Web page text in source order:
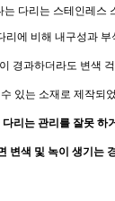
는 다리는 스테인레스
리에 비해 내구성과 부
경과하더라도 변색
있는 소재로 제작되
다리는 관리를 잘못 하
변색 및 녹이 생기는